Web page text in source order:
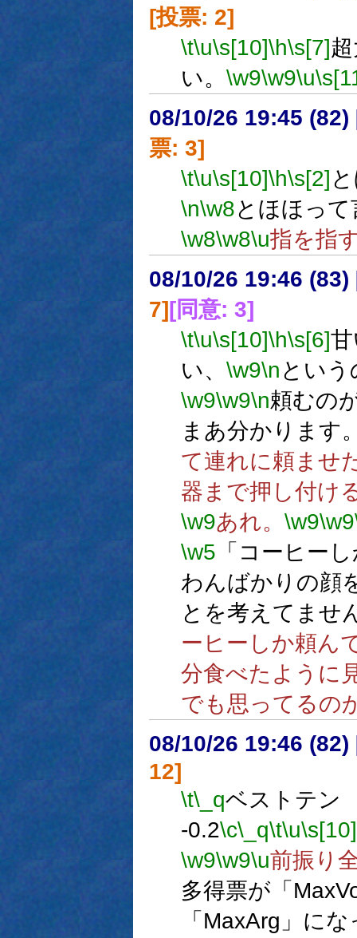
[投票: 2]
\t\u\s[10]\h\s[7]
い。 \w9\w9\u
08/10/26 19:45 (82)
票: 3]
\t\u\s[10]\h\s[2]
\n\w8とほほっ
\w8\w8\u指を指
08/10/26 19:46 (83)
7][同意: 3]
\t\u\s[10]\h\s[6]
い、 \w9\n とい
\w9\w9\n頼むの
まあ分かります
て連れに頼ませ
器まで押し付け
\w9あれ。 \w9\w9
\w5 「コーヒー
わんばかりの顔
とを考えてませ
ーヒーしか頼ん
分食べたように
でも思ってるの
08/10/26 19:46 (82)
12]
\t\_qベストテン
-0.2\c\_q\t\u\s[10]
\w9\w9\u前振り
多得票が「
「MaxArg」に